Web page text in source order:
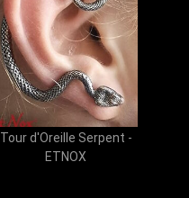
Tour d'Oreille Serpent -
ETNOX